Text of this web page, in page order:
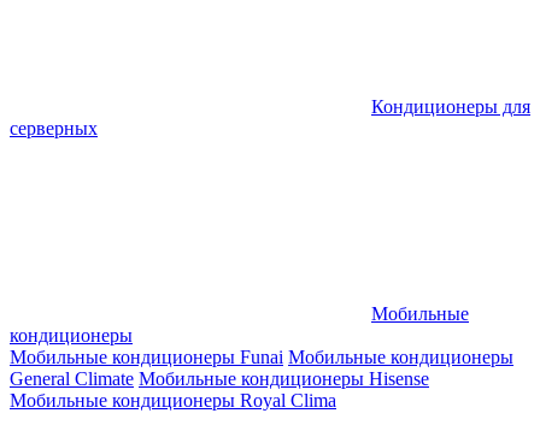
Кондиционеры для
серверных
Мобильные
кондиционеры
Мобильные кондиционеры Funai Мобильные кондиционеры
General Climate Мобильные кондиционеры Hisense
Мобильные кондиционеры Royal Clima